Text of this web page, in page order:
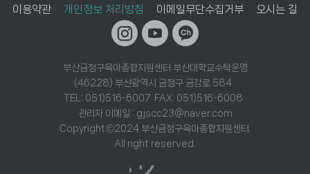
이용약관 개인정보 처리방침 이메일무단수집거부 오시는 길
부산금정구육아종합지원센터 부산대학교수탁운영
(46228) 부산광역시 금정구 금강로 584
TEL: 051)516-6007 FAX: 051)516-6008
관리자 이메일 : gjscc23@naver.com
Copyrightⓒ2024 부산금정구육아종합지원센터.
All right reserved.